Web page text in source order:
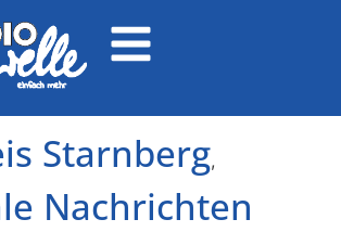
Starnberg,
Nachrichten